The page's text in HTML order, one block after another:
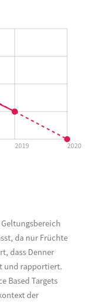
2019 2020
da nur Früchte
dass Denner
und rapportiert.
Based Targets
der